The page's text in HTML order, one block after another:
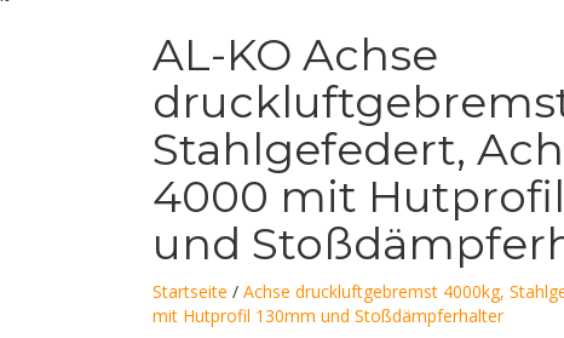
AL-KO Achse
Stahlgefedert,
4000 mit
und
Startseite / Achse druckluftgebremst 4000kg,
mit Hutprofil 130mm und Stoßdämpferhalter